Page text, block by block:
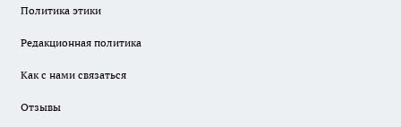
Политика этики
Редакционная политика
Как с нами связаться
Отзывы